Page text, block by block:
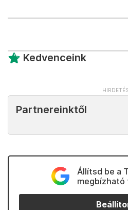
Kedvenceink
Partnereinktől
Állítsd be a
megbízható